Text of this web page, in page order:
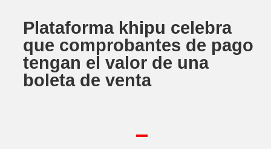
Plataforma khipu celebra
que comprobantes de pago
tengan el valor de una
boleta de venta